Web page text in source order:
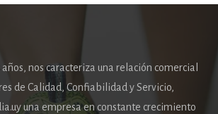
nos caracteriza una relación comercial
de Calidad, Confiabilidad y Servicio,
una empresa en constante crecimiento